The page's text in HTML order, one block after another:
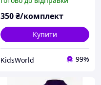
тай дай; розмір 128
350₴/комплект
Купити
KidsWorld 99%